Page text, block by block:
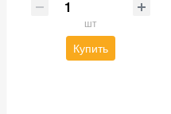
шт
Купить